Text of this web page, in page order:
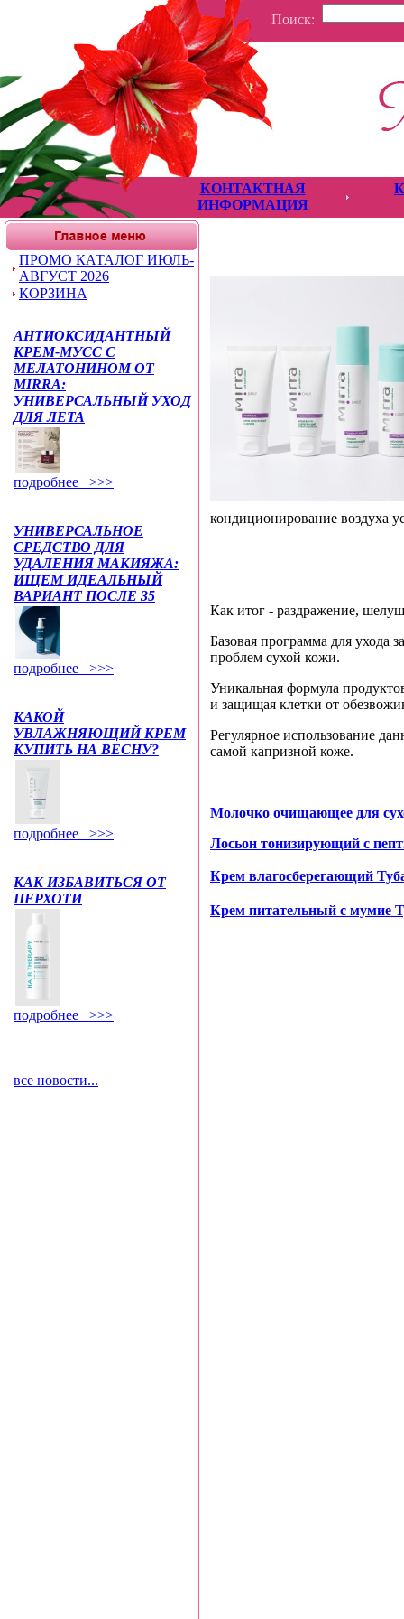
Поиск:
КОНТАКТНАЯ
ИНФОРМАЦИЯ
ПРОМО КАТАЛОГ ИЮЛЬ-
АВГУСТ 2026
КОРЗИНА
АНТИОКСИДАНТНЫЙ
КРЕМ-МУСС С
МЕЛАТОНИНОМ ОТ
MIRRA:
УНИВЕРСАЛЬНЫЙ УХОД
ДЛЯ ЛЕТА
подробнее >>>
УНИВЕРСАЛЬНОЕ
СРЕДСТВО ДЛЯ
УДАЛЕНИЯ МАКИЯЖА:
ИЩЕМ ИДЕАЛЬНЫЙ
ВАРИАНТ ПОСЛЕ 35
подробнее >>>
КАКОЙ
УВЛАЖНЯЮЩИЙ КРЕМ
КУПИТЬ НА ВЕСНУ?
подробнее >>>
КАК ИЗБАВИТЬСЯ ОТ
ПЕРХОТИ
подробнее >>>
все новости...
кондиционирование воздуха
Как итог - раздражение,
Базовая программа для ухода
проблем сухой кожи.
Уникальная формула
и защищая клетки от
Регулярное использование
самой капризной коже.
Молочко очищающее для
Лосьон тонизирующий с
Крем влагосберегающий
Крем питательный с мумие